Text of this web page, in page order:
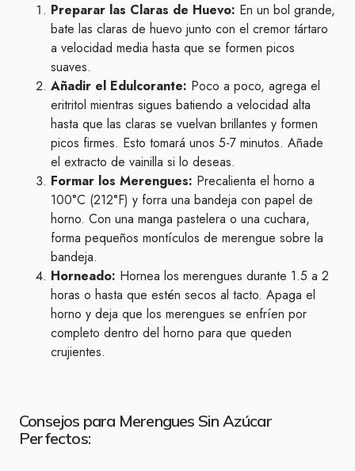
Preparar las Claras de Huevo: En un bol grande,
bate las claras de huevo junto con el cremor tártaro
a velocidad media hasta que se formen picos
suaves.
Añadir el Edulcorante: Poco a poco, agrega el
eritritol mientras sigues batiendo a velocidad alta
hasta que las claras se vuelvan brillantes y formen
picos firmes. Esto tomará unos 5-7 minutos. Añade
el extracto de vainilla si lo deseas.
Formar los Merengues: Precalienta el horno a
100°C (212°F) y forra una bandeja con papel de
horno. Con una manga pastelera o una cuchara,
forma pequeños montículos de merengue sobre la
bandeja.
Horneado: Hornea los merengues durante 1.5 a 2
horas o hasta que estén secos al tacto. Apaga el
horno y deja que los merengues se enfríen por
completo dentro del horno para que queden
crujientes.
Consejos para Merengues Sin Azúcar
Perfectos: